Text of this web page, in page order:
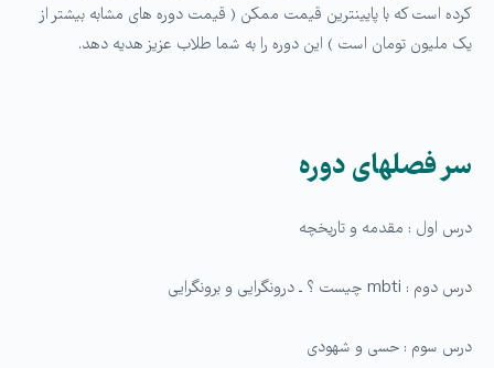
کرده است که با پایین­ترین قیمت ممکن ( قیمت دوره های مشابه بیشتر از
یک ملیون تومان است ) این دوره را به شما طلاب عزیز هدیه دهد.
سر فصل­های دوره
درس اول : مقدمه و تاریخچه
درس دوم : mbti چیست ؟ ـ درونگرایی و برونگرایی
درس سوم : حسی و شهودی